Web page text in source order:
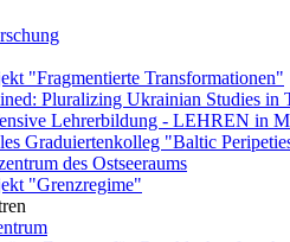
"Fragmentierte Transformationen"
Pluralizing Ukrainian Studies in
Lehrerbildung - LEHREN in
Graduiertenkolleg "Baltic
des Ostseeraums
"Grenzregime"